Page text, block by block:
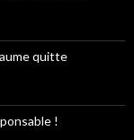
quitte
!